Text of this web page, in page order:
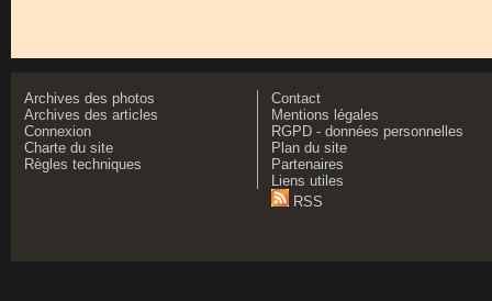
Archives des photos
Archives des articles
Connexion
Charte du site
Règles techniques
Contact
Mentions légales
RGPD - données personnelles
Plan du site
Partenaires
Liens utiles
RSS